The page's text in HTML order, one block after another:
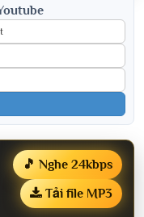
🎵 Nghe 24kbps
Tải file MP3